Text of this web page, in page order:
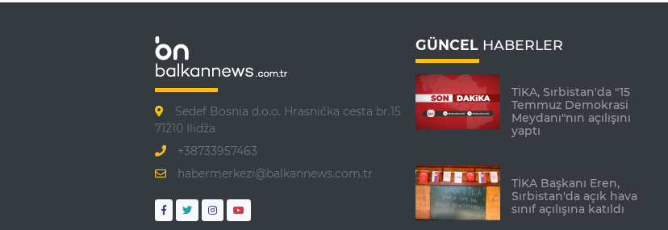
Sedef Bosnia d.o.o. Hrasnička cesta br.15
71210 Ilidža
+38733957463
habermerkezi@balkannews.com.tr
GÜNCEL HABERLER
TİKA, Sırbistan'da "15
Temmuz Demokrasi
Meydanı"nın açılışını
yaptı
TİKA Başkanı Eren,
Sırbistan'da açık hava
sınıf açılışına katıldı